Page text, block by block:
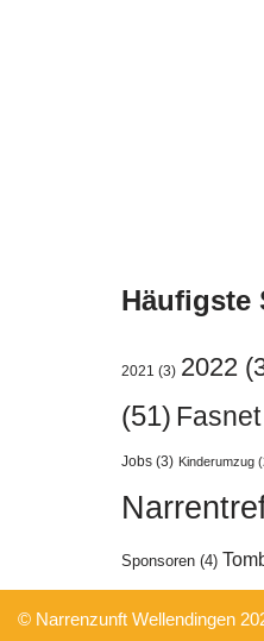
Häufigste
2021 (3) 2022
(51)
Jobs (3) Kinderumzug
Sponsoren (4)
© Narrenzunft Wellendingen